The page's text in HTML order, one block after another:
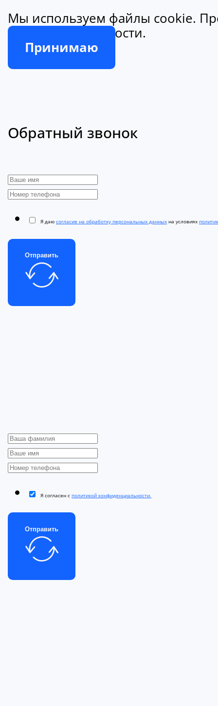
Мы используем файлы cookie.
конфиденциальности.
Принимаю
Обратный звонок
Я даю согласие на обработку персональных данных на условиях
Отправить
Я согласен с политикой конфиденциальности.
Отправить